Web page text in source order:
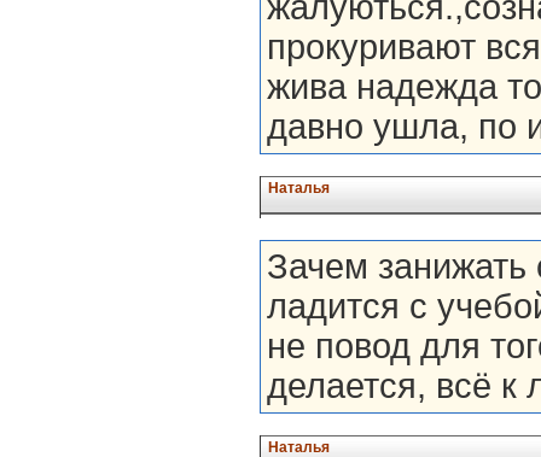
прокуривают
жива надежда
давно ушла, по
Наталья
Зачем
ладится с
не повод для
делается, всё к
Наталья